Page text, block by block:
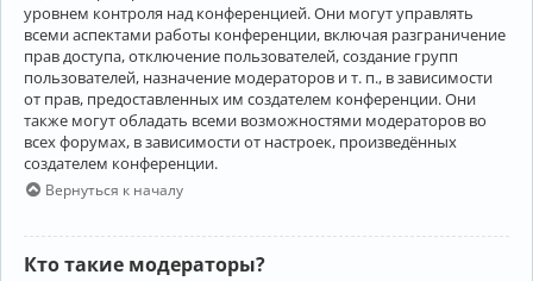
уровнем контроля над конференцией. Они могут управлять
всеми аспектами работы конференции, включая разграничение
прав доступа, отключение пользователей, создание групп
пользователей, назначение модераторов и т. п., в зависимости
от прав, предоставленных им создателем конференции. Они
также могут обладать всеми возможностями модераторов во
всех форумах, в зависимости от настроек, произведённых
создателем конференции.
Вернуться к началу
Кто такие модераторы?